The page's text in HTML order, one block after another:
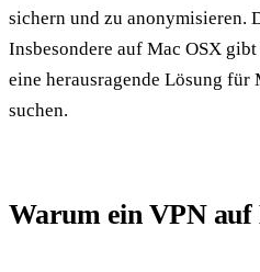
sichern und zu anonymisieren.
Insbesondere auf Mac OSX
eine herausragende Lösung
suchen.
Warum ein VPN auf